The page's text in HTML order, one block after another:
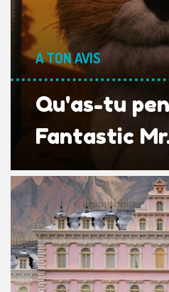
A TON AVIS
Qu'as-tu
Fantastic